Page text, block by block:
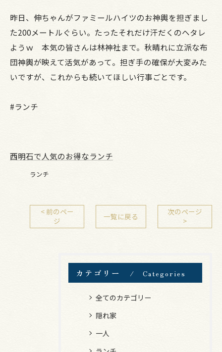
昨日、伸ちゃんがファミールハイツのお神輿を担ぎまし
た200メートルぐらい。たったそれだけ汗だくのヘタレ
ようｗ 本気の皆さんは林神社まで。秋晴れに立派な布
団神輿が映えて活気があって。担ぎ手の確保が大変みた
いですが、これからも続いてほしい行事ごとです。
#ランチ
西明石で人気のお得なランチ
ランチ
< 前のペー
ジ
一覧に戻る
次のページ
>
カテゴリー Categories
全てのカテゴリー
隠れ家
一人